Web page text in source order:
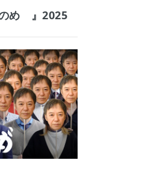
のめ゙』2025